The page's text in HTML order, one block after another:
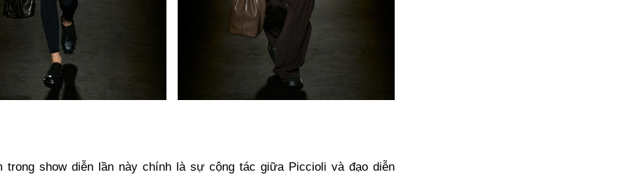
trong show diễn lần này chính là sự cộng tác giữa Piccioli và đạo diễn